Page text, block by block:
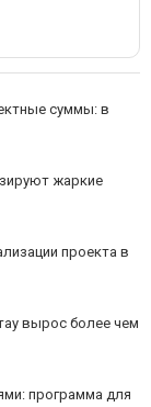
суммы: в
жаркие
проекта в
вырос более чем
программа для